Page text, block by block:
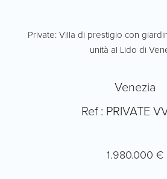
Private: Villa di prestigio con
unità al Lido di
Venezia
Ref : PRIVATE
1.980.000 €